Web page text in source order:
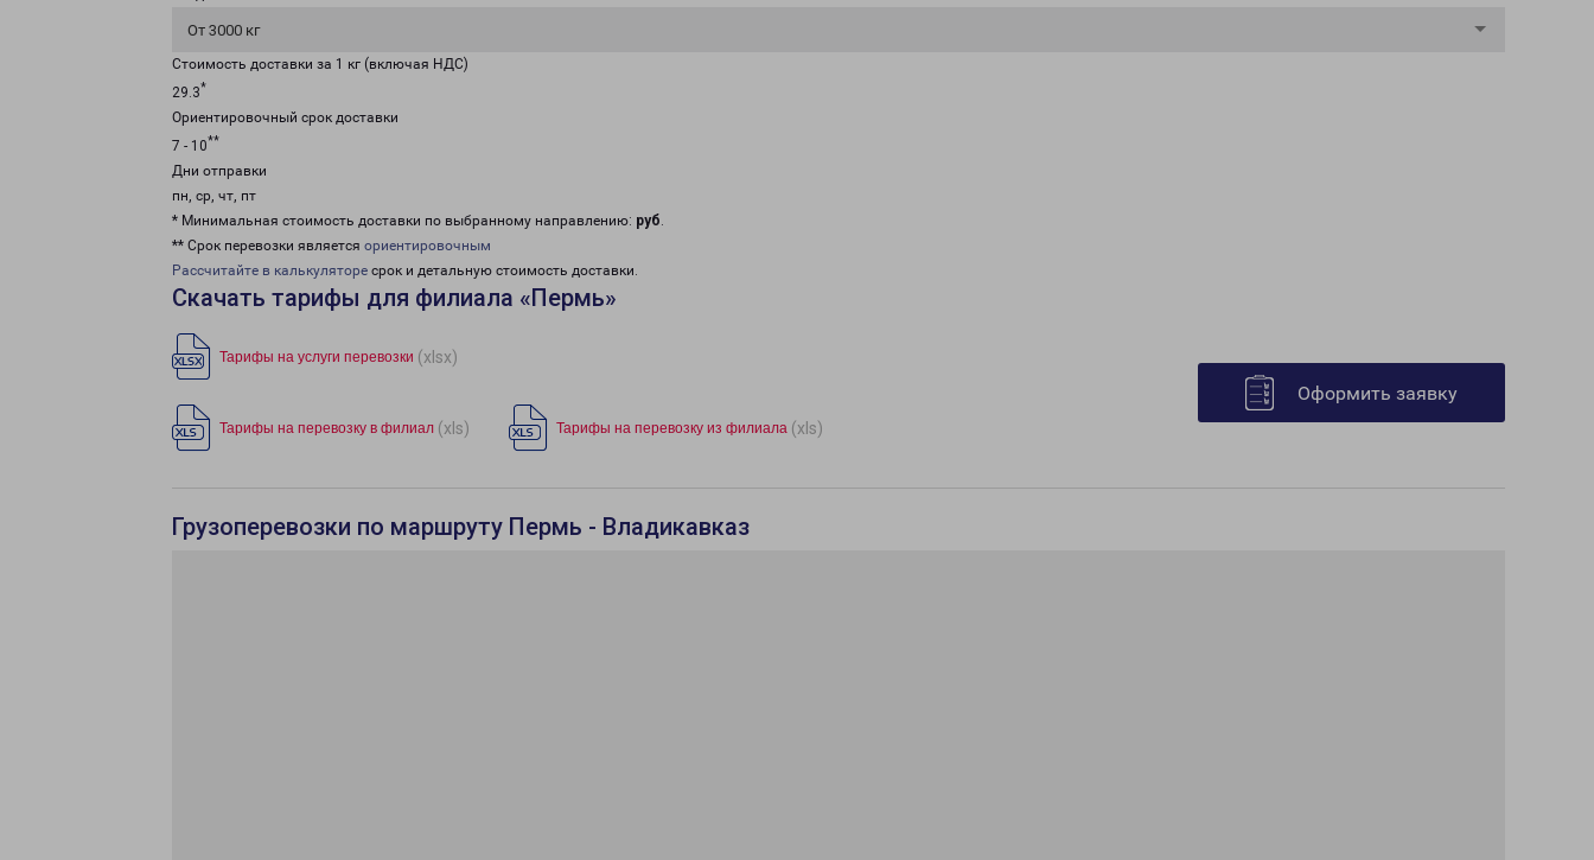
От 3000 кг
Стоимость доставки за 1 кг (включая НДС)
29.3*
Ориентировочный срок доставки
7 - 10**
Дни отправки
пн, ср, чт, пт
* Минимальная стоимость доставки по выбранному направлению: руб.
** Срок перевозки является ориентировочным
Рассчитайте в калькуляторе срок и детальную стоимость доставки.
Скачать тарифы для филиала «Пермь»
Тарифы на услуги перевозки (xlsx)
Тарифы на перевозку в филиал (xls) Тарифы на перевозку из филиала (xls)
Оформить заявку
Грузоперевозки по маршруту Пермь - Владикавказ